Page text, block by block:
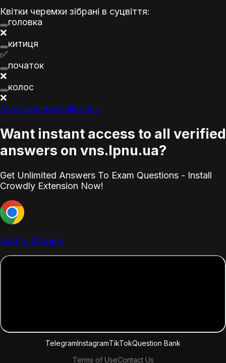
Квітки черемхи зібрані в суцвіття:
головка
❌
китиця
✅
початок
❌
колос
❌
More questions like this
Want instant access to all verified
answers on vns.lpnu.ua?
Get Unlimited Answers To Exam Questions - Install
Crowdly Extension Now!
Add to Chrome
TelegramInstagramTikTokQuestion Bank
Terms of UseContact Us